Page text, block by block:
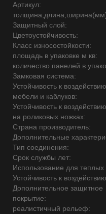
Артикул:
Защитный слой:
Цветоустойчивость:
Класс износостойкости:
площадь в упаковке м кв:
количество панелей в
Замковая система:
Устойчивость к
мебели и каблуков:
Устойчивость к
на роликовых ножках:
Страна производитель:
Дополнительные
Тип соединения:
Срок службы лет:
Использование для теплых
Устойчивость к
Дополнительное защитное
покрытие:
реалистичный рельеф: